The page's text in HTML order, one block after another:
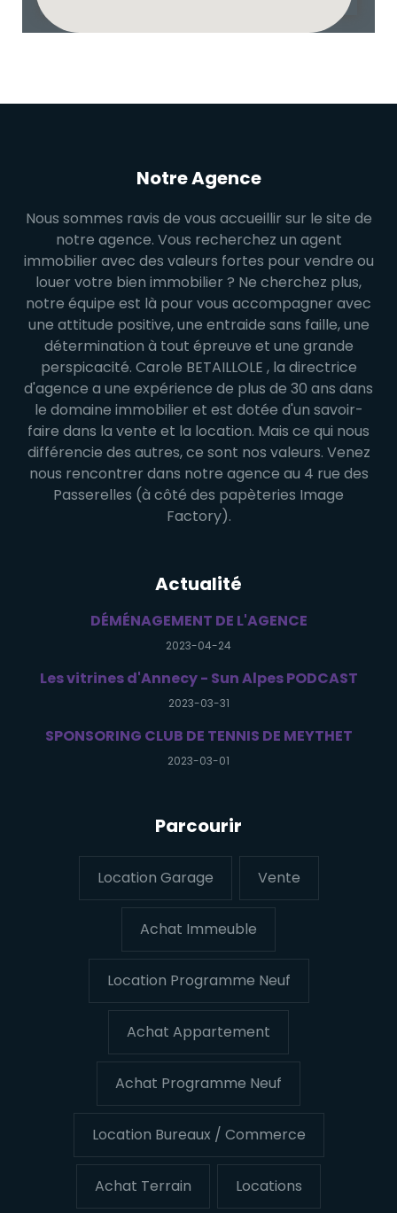
Notre Agence
Nous sommes ravis de vous accueillir sur le site de
notre agence. Vous recherchez un agent
immobilier avec des valeurs fortes pour vendre ou
louer votre bien immobilier ? Ne cherchez plus,
notre équipe est là pour vous accompagner avec
une attitude positive, une entraide sans faille, une
détermination à tout épreuve et une grande
perspicacité. Carole BETAILLOLE , la directrice
d'agence a une expérience de plus de 30 ans dans
le domaine immobilier et est dotée d'un savoir-
faire dans la vente et la location. Mais ce qui nous
différencie des autres, ce sont nos valeurs. Venez
nous rencontrer dans notre agence au 4 rue des
Passerelles (à côté des papèteries Image
Factory).
Actualité
DÉMÉNAGEMENT DE L'AGENCE
2023-04-24
Les vitrines d'Annecy - Sun Alpes PODCAST
2023-03-31
SPONSORING CLUB DE TENNIS DE MEYTHET
2023-03-01
Parcourir
Location Garage Vente
Achat Immeuble
Location Programme Neuf
Achat Appartement
Achat Programme Neuf
Location Bureaux / Commerce
Achat Terrain Locations